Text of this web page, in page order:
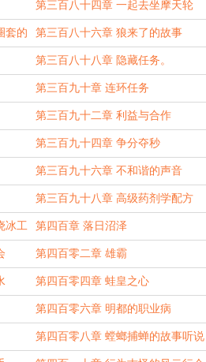
第三百八十四章 一起去坐摩天轮
套的 第三百八十六章 狼来了的故事
第三百八十八章 隐藏任务。
第三百九十章 连环任务
第三百九十二章 利益与合作
第三百九十四章 争分夺秒
第三百九十六章 不和谐的声音
第三百九十八章 高级药剂学配方
冰工 第四百章 落日沼泽
第四百零二章 雄霸
第四百零四章 蛙皇之心
第四百零六章 明都的职业病
第四百零八章 螳螂捕蝉的故事听说